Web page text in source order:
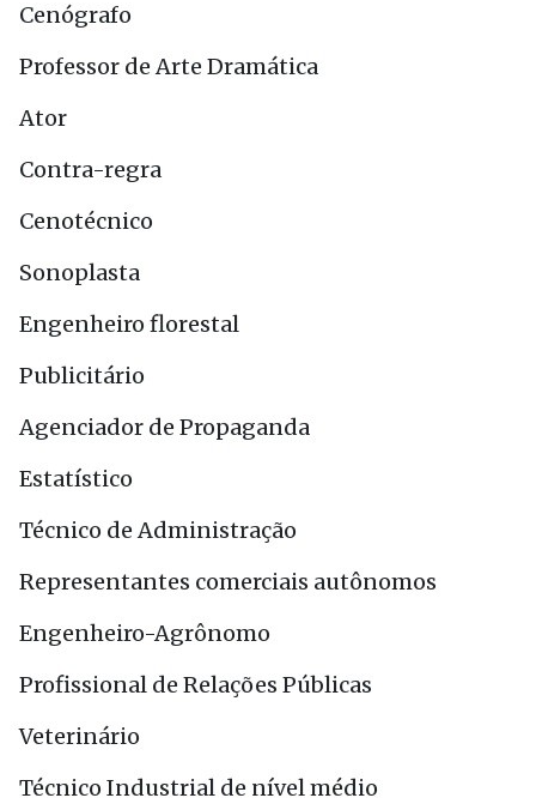
Cenógrafo
Professor de Arte Dramática
Ator
Contra-regra
Cenotécnico
Sonoplasta
Engenheiro florestal
Publicitário
Agenciador de Propaganda
Estatístico
Técnico de Administração
Representantes comerciais autônomos
Engenheiro-Agrônomo
Profissional de Relações Públicas
Veterinário
Técnico Industrial de nível médio